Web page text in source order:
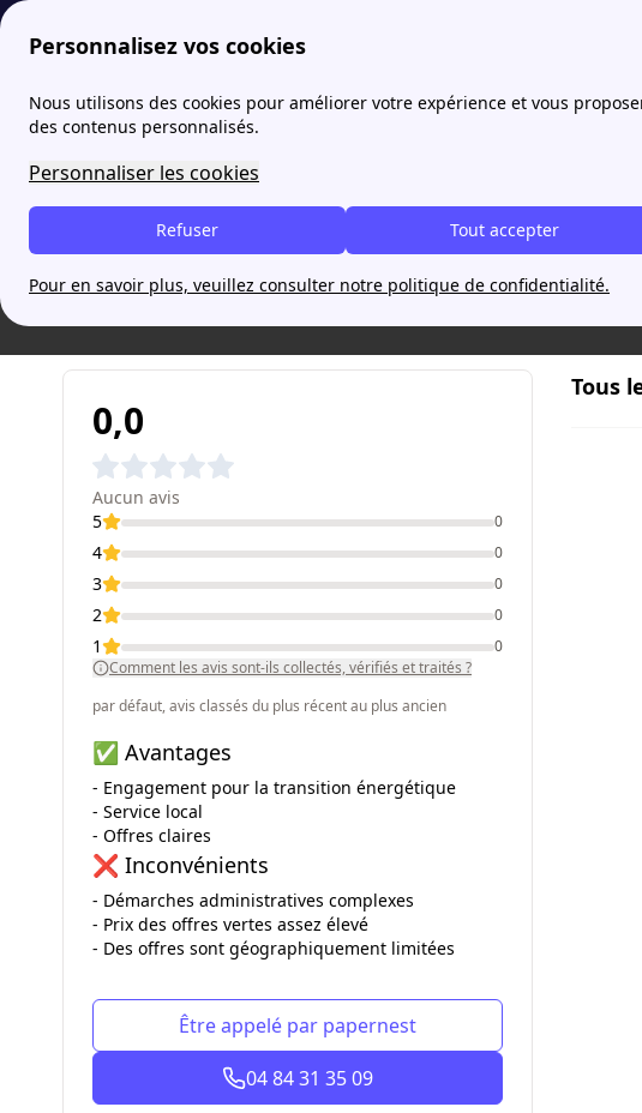
Personnalisez vos cookies
Nous utilisons des cookies pour améliorer votre expérience et vous
des contenus personnalisés.
Personnaliser les cookies
Tout accepter
Refuser
Pour en savoir plus, veuillez consulter notre politique de confidentialité.
papernest MoreGaz électricité de Grenoble Avis
Quels sont les avis des
Découvrez les avis clients sur
Aucun avis
0,0
Aucun avis
5
4
3
2
1
0
0
0
0
0
Comment les avis sont-ils collectés, vérifiés et traités ?
par défaut, avis classés du plus récent au plus ancien
✅ Avantages
- Engagement pour la transition énergétique
- Service local
- Offres claires
❌ Inconvénients
- Démarches administratives complexes
- Prix des offres vertes assez élevé
- Des offres sont géographiquement limitées
Être appelé par papernest
04 84 31 35 09
Tous